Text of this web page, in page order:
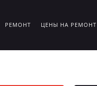
РЕМОНТ ЦЕНЫ НА РЕМОНТ